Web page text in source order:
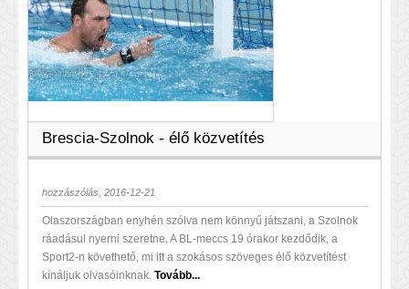
Brescia-Szolnok - élő közvetítés
hozzászólás, 2016-12-21
Olaszországban enyhén szólva nem könnyű játszani, a Szolnok
ráadásul nyerni szeretne. A BL-meccs 19 órakor kezdődik, a
Sport2-n követhető, mi itt a szokásos szöveges élő közvetítést
kínáljuk olvasóinknak. Tovább...